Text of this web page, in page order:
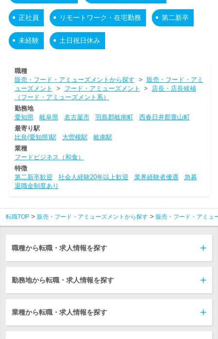
正社員 リモートワーク・在宅勤務 第二新卒
未経験 土日祝日休み
職種
販売・フード・アミューズメントから探す > 販売・フード・アミ
ューズメント
> フード・アミューズメント >
店長・店長候補
（フード・アミューズメント系）
勤務地
愛知県
岐阜県 名古屋市 羽島郡岐南町
西春日井郡豊山町
最寄り駅
比良(愛知県)駅
大曽根駅
岐南駅
業種
フードビジネス（和食）
特徴
第二新卒歓迎
社会人経験20年以上歓迎 業界経験者優遇
急募
退職金制度あり
転職TOP 販売・フード・アミューズメントから探す 販売・フード・アミュ
職種から転職・求人情報を探す
勤務地から転職・求人情報を探す
業種から転職・求人情報を探す